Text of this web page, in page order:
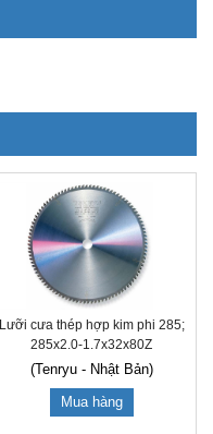
Lưỡi cưa thép hợp kim phi 285;
285x2.0-1.7x32x80Z
(Tenryu - Nhật Bản)
Mua hàng